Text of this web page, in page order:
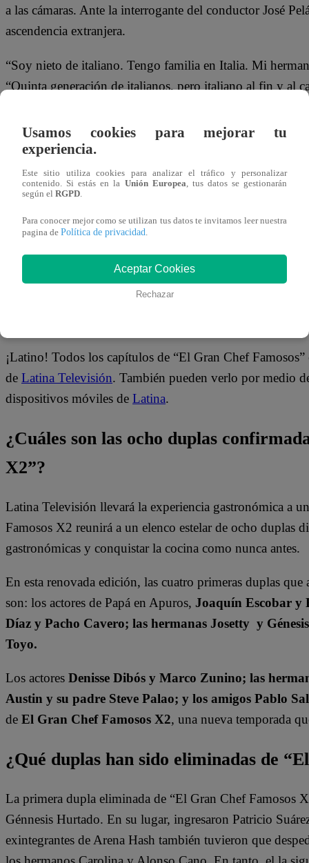
a las cámaras. Ante la interrogante del conductor José
ascendencia extranjera.
“Soy nieto de italiano. Tengo familia en Italia. Mi
“Quinta generación de italianos, pero italiano al fin y al
Rodrigo Sánchez-Patiño se enfrentan en la temida
abandonará la competencia culinaria de Latina
¡Latino! Todos los capítulos de “El Gran Chef
de Latina Televisión. También pueden verlo por medio
dispositivos móviles de Latina.
¿Cuáles son las ocho duplas
X2”?
Latina Televisión llevará la experiencia gastronómica a
Famosos X2 reunirá a un elenco estelar de ocho duplas
gastronómicas y conquistar la cocina como nunca antes.
En esta renovada edición, las cuatro primeras duplas
son: los actores de Papá en Apuros, Joaquín Escobar y
Díaz y Pacho Cavero; las hermanas Josetty y
Toyo.
Los actores Denisse Dibós y Marco Zunino; las
Austin y su padre Steve Palao; y los amigos Pablo
de El Gran Chef Famosos X2, una nueva temporada
¿Qué duplas han sido eliminadas de
La primera dupla eliminada de “El Gran Chef Famosos
Génnesis Hurtado. En su lugar, ingresaron Patricio
exintegrantes de Arena Hash también tuvieron que
Usamos cookies para mejorar tu
experiencia.
Este sitio utiliza cookies para analizar el tráfico y personalizar
contenido. Si estás en la Unión Europea , tus datos se gestionarán
según el RGPD
Para conocer mejor como se utilizan tus datos te invitamos leer nuestra
pagina de Política de privacidad
Aceptar Cookies
Rechazar